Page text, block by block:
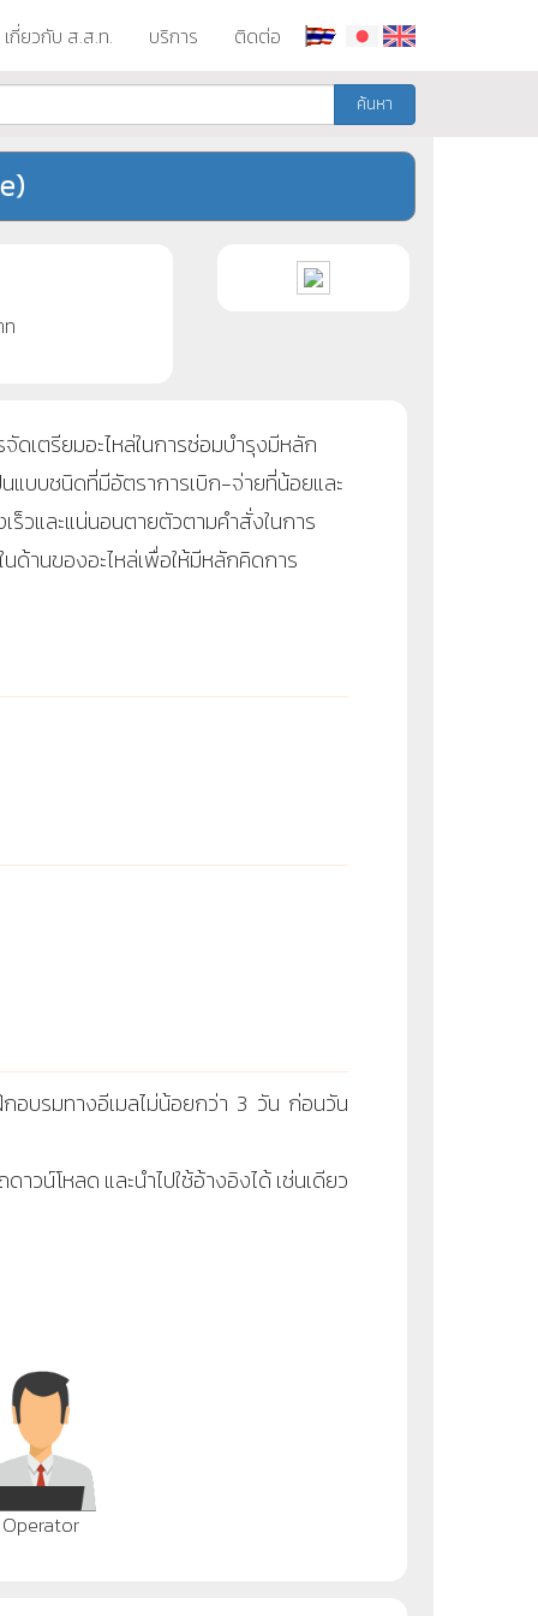
เกี่ยวกับ ส.ส.ท. บริการ ติดต่อ
ค้นหา
เตรียมอะไหล่ในการซ่อมบำรุงมีหลัก
แบบชนิดที่มีอัตราการเบิก-จ่ายที่น้อยและ
วและแน่นอนตายตัวตามคำสั่งในการ
ด้านของอะไหล่เพื่อให้มีหลักคิดการ
กอบรมทางอีเมลไม่น้อยกว่า 3 วัน ก่อนวัน
าวน์โหลด และนำไปใช้อ้างอิงได้ เช่นเดียว
Operator